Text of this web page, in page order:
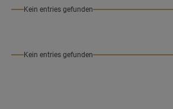
Kein entries gefunden
Kein entries gefunden